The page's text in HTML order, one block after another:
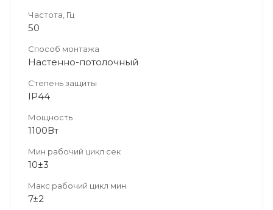
Частота, Гц
50
Способ монтажа
Настенно-потолочный
Степень защиты
IP44
Мощность
1100Вт
Мин рабочий цикл сек
10±3
Макс рабочий цикл мин
7±2